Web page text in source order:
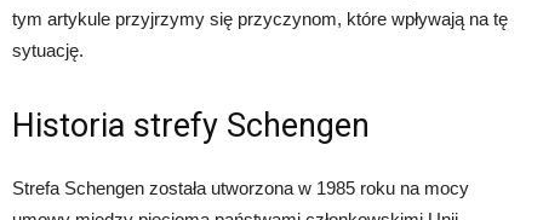
tym artykule przyjrzymy się przyczynom, które wpływają na tę
sytuację.
Historia strefy Schengen
Strefa Schengen została utworzona w 1985 roku na mocy